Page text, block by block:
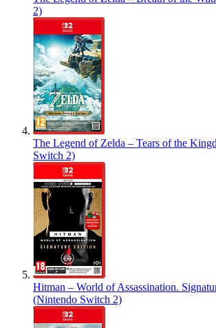
2)
The Legend of Zelda – Tears of the
Switch 2)
Hitman – World of Assassination.
(Nintendo Switch 2)